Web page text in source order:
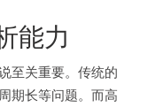
能力
至关重要。传统的
期长等问题。而高